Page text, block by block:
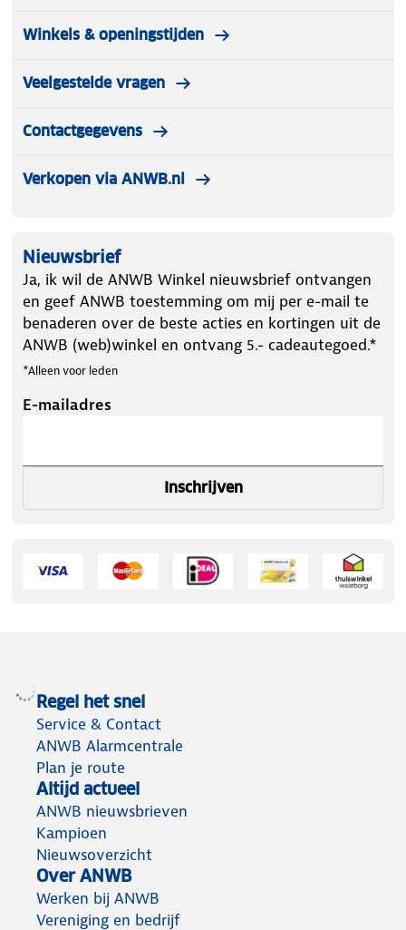
Winkels & openingstijden
Veelgestelde vragen
Contactgegevens
Verkopen via ANWB.nl
Nieuwsbrief
Ja, ik wil de ANWB Winkel nieuwsbrief ontvangen
en geef ANWB toestemming om mij per e-mail te
benaderen over de beste acties en kortingen uit de
ANWB (web)winkel en ontvang 5.- cadeautegoed.*
*Alleen voor leden
E-mailadres
Inschrijven
Regel het snel
Service & Contact
ANWB Alarmcentrale
Plan je route
Altijd actueel
ANWB nieuwsbrieven
Kampioen
Nieuwsoverzicht
Over ANWB
Werken bij ANWB
Vereniging en bedrijf